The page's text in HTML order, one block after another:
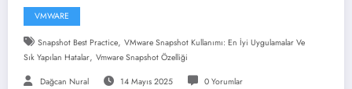
VMWARE
Snapshot Best Practice, VMware Snapshot Kullanımı: En İyi Uygulamalar Ve
Sık Yapılan Hatalar, Vmware Snapshot Özelliği
Dağcan Nural 14 Mayıs 2025 0 Yorumlar